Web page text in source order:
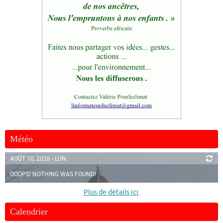
Météo
AOÛT 10, 2026 - LUN.
OOOPS! NOTHING WAS FOUND!
Plus de détails ici.
Calendrier